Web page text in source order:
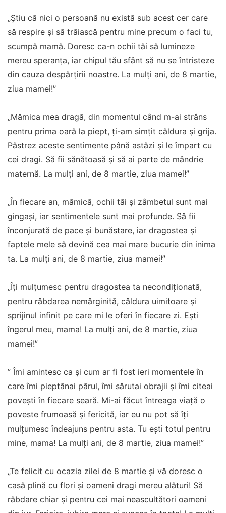
„Știu că nici o persoană nu există sub acest cer care
să respire și să trăiască pentru mine precum o faci tu,
scumpă mamă. Doresc ca-n ochii tăi să lumineze
mereu speranța, iar chipul tău sfânt să nu se întristeze
din cauza despărțirii noastre. La mulţi ani, de 8 martie,
ziua mamei!”
„Mămica mea dragă, din momentul când m-ai strâns
pentru prima oară la piept, ți-am simțit căldura și grija.
Păstrez aceste sentimente până astăzi și le împart cu
cei dragi. Să fii sănătoasă și să ai parte de mândrie
maternă. La mulţi ani, de 8 martie, ziua mamei!”
„În fiecare an, mămică, ochii tăi și zâmbetul sunt mai
gingași, iar sentimentele sunt mai profunde. Să fii
înconjurată de pace și bunăstare, iar dragostea și
faptele mele să devină cea mai mare bucurie din inima
ta. La mulţi ani, de 8 martie, ziua mamei!”
„Îți mulțumesc pentru dragostea ta necondiționată,
pentru răbdarea nemărginită, căldura uimitoare și
sprijinul infinit pe care mi le oferi în fiecare zi. Ești
îngerul meu, mama! La mulţi ani, de 8 martie, ziua
mamei!”
” Îmi amintesc ca și cum ar fi fost ieri momentele în
care îmi pieptănai părul, îmi sărutai obrajii și îmi citeai
povești în fiecare seară. Mi-ai făcut întreaga viață o
poveste frumoasă și fericită, iar eu nu pot să îți
mulțumesc îndeajuns pentru asta. Tu ești totul pentru
mine, mama! La mulţi ani, de 8 martie, ziua mamei!”
„Te felicit cu ocazia zilei de 8 martie și vă doresc o
casă plină cu flori și oameni dragi mereu alături! Să
răbdare chiar și pentru cei mai neascultători oameni